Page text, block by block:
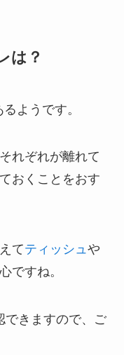
は？
るようです。
れぞれが離れて
おくことをおす
てティッシュや
ですね。
できますので、ご